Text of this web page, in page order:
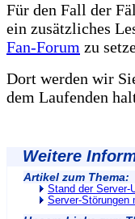
Für den Fall der
ein zusätzliches
Fan-Forum zu
Dort werden wir
dem Laufenden
Weitere
Artikel zum Thema:
Stand der Server-
Server-Störungen